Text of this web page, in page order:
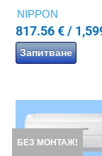
NIPPON
817.56€ /
Запитване
БЕЗ МОНТАЖ!